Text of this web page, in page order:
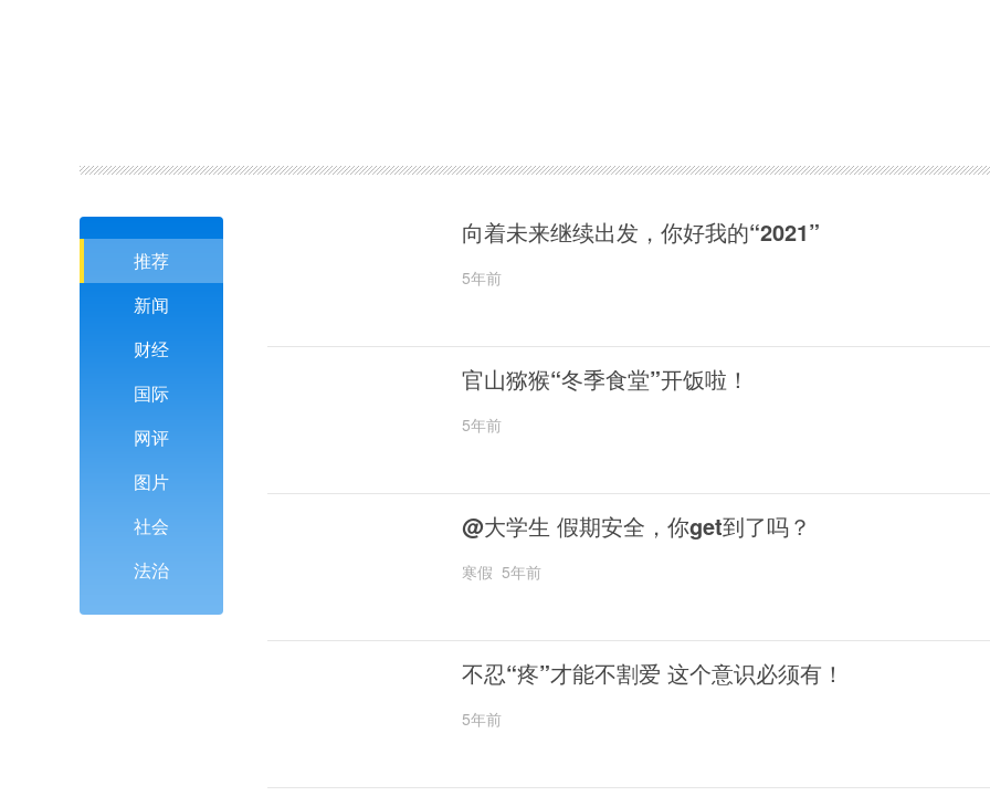
推荐
新闻
财经
国际
网评
图片
社会
法治
向着未来继续出发，你好我的“2021”
5年前
官山猕猴“冬季食堂”开饭啦！
5年前
@大学生 假期安全，你get到了吗？
寒假 5年前
不忍“疼”才能不割爱 这个意识必须有！
5年前